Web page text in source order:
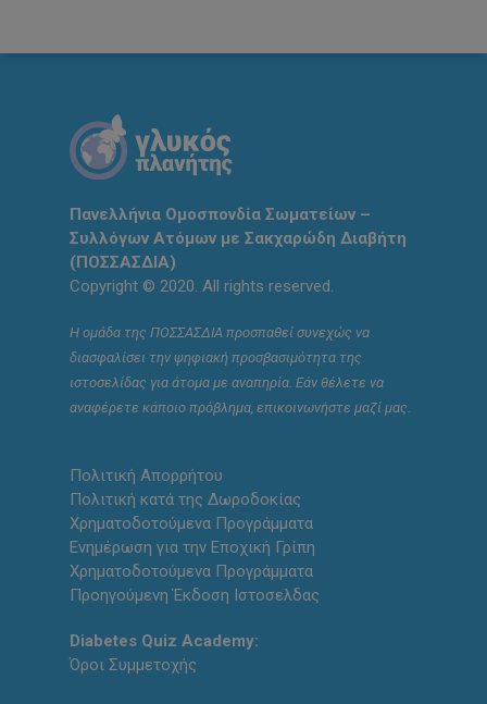
Πανελλήνια Ομοσπονδία Σωματείων –
Συλλόγων Ατόμων με Σακχαρώδη Διαβήτη
(ΠΟΣΣΑΣΔΙΑ)
Copyright © 2020. All rights reserved.
Η ομάδα της ΠΟΣΣΑΣΔΙΑ προσπαθεί συνεχώς να
διασφαλίσει την ψηφιακή προσβασιμότητα της
ιστοσελίδας για άτομα με αναπηρία. Εάν θέλετε να
αναφέρετε κάποιο πρόβλημα, επικοινωνήστε μαζί μας.
Πολιτική Απορρήτου
Πολιτική κατά της Δωροδοκίας
Χρηματοδοτούμενα Προγράμματα
Ενημέρωση για την Εποχική Γρίπη
Χρηματοδοτούμενα Προγράμματα
Προηγούμενη Έκδοση Ιστοσελδας
Diabetes Quiz Academy:
Όροι Συμμετοχής